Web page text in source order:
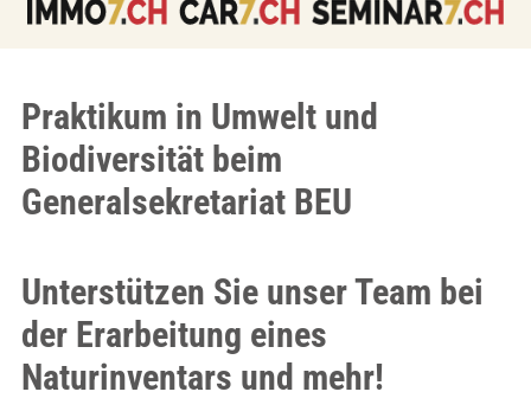
Praktikum in Umwelt und
Biodiversität beim
Generalsekretariat BEU
Unterstützen Sie unser Team bei
der Erarbeitung eines
Naturinventars und mehr!